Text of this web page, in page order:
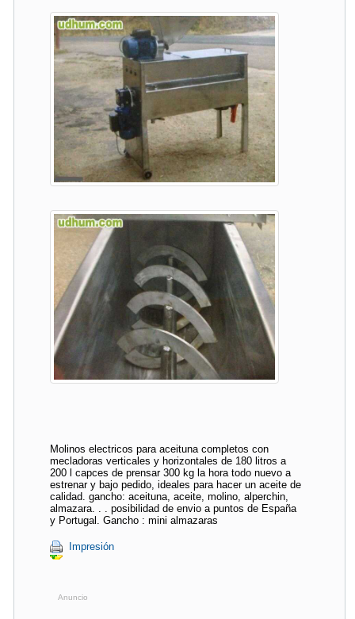
Molinos electricos para aceituna completos con
mecladoras verticales y horizontales de 180 litros a
200 l capces de prensar 300 kg la hora todo nuevo a
estrenar y bajo pedido, ideales para hacer un aceite de
calidad. gancho: aceituna, aceite, molino, alperchin,
almazara. . . posibilidad de envio a puntos de España
y Portugal. Gancho : mini almazaras
Impresión
Anuncio